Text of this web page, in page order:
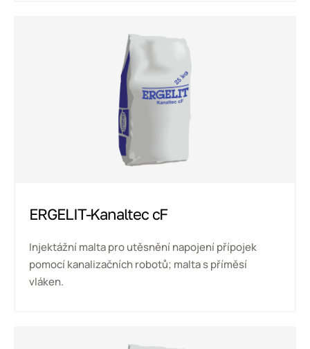
ERGELIT-Kanaltec cF
Injektážní malta pro utěsnění napojení přípojek
pomocí kanalizačních robotů; malta s příměsí
vláken.